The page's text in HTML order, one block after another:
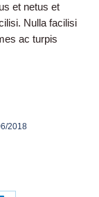
et netus et
Nulla facilisi
ac turpis
2018